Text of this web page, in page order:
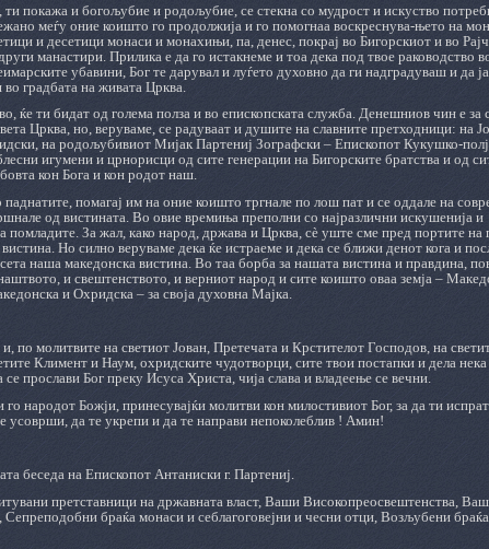
покажа и богољубие и родољубие, се стекна со мудрост и искуство
меѓу оние коишто го продолжија и го помогнаа воскреснува-њето на
и десетици монаси и монахињи, па, денес, покрај во Бигорскиот и во
манастири. Прилика е да го истакнеме и тоа дека под твое раководство
убавини, Бог те дарувал и луѓето духовно да ги надградуваш и да
градбата на живата Црква.
ќе ти бидат од голема полза и во епископската служба. Денешниов чин е за
Црква, но, веруваме, се радуваат и душите на славните претходници: на
на родољубивиот Мијак Партениј Зографски ‒ Епископот Кукушко-
игумени и црнорисци од сите генерации на Бигорските братства и од
кон Бога и кон родот наш.
помагај им на оние коишто тргнале по лош пат и се оддале на
од вистината. Во овие времиња преполни со најразлични искушенија и
помладите. За жал, како народ, држава и Црква, сѐ уште сме пред портите на
Но силно веруваме дека ќе истраеме и дека се ближи денот кога и
наша македонска вистина. Во таа борба за нашата вистина и правдина,
и свештенството, и верниот народ и сите коишто оваа земја ‒
и Охридска ‒ за своја духовна Мајка.
по молитвите на светиот Јован, Претечата и Крстителот Господов, на
Климент и Наум, охридските чудотворци, сите твои постапки и дела нека
прослави Бог преку Исуса Христа, чија слава и владеење се вечни.
народот Божји, принесувајќи молитви кон милостивиот Бог, за да ти
да те укрепи и да те направи непоколеблив ! Амин!
беседа на Епископот Антаниски г. Партениј.
претставници на државната власт, Ваши Високопреосвештенства,
браќа монаси и себлагоговејни и чесни отци, Возљубени